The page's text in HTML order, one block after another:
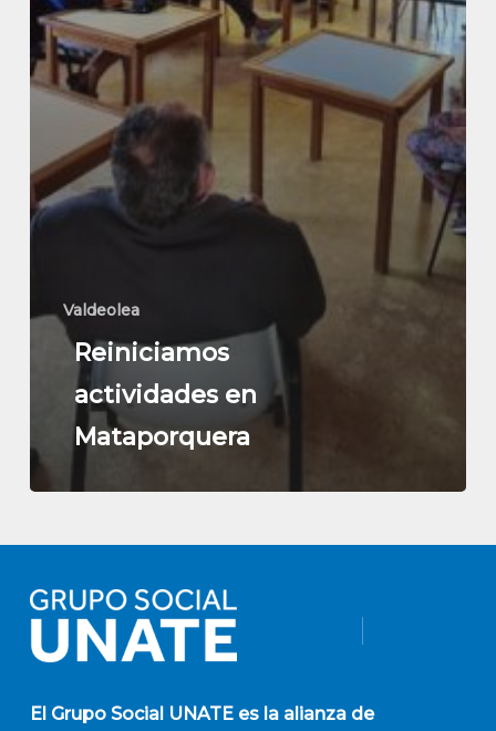
Valdeolea
Reiniciamos
actividades en
Mataporquera
El Grupo Social UNATEes la alianza de